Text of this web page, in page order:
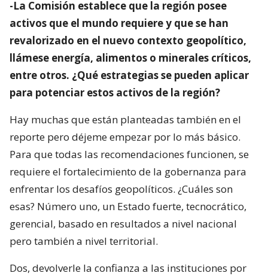
-La Comisión establece que la región posee
activos que el mundo requiere y que se han
revalorizado en el nuevo contexto geopolítico,
llámese energía, alimentos o minerales críticos,
entre otros. ¿Qué estrategias se pueden aplicar
para potenciar estos activos de la región?
Hay muchas que están planteadas también en el
reporte pero déjeme empezar por lo más básico.
Para que todas las recomendaciones funcionen, se
requiere el fortalecimiento de la gobernanza para
enfrentar los desafíos geopolíticos. ¿Cuáles son
esas? Número uno, un Estado fuerte, tecnocrático,
gerencial, basado en resultados a nivel nacional
pero también a nivel territorial.
Dos, devolverle la confianza a las instituciones por